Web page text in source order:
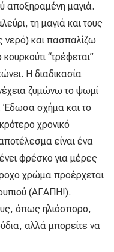
αποξηραμένη μαγιά.
τη μαγιά και τους
και πασπαλίζω
“τρέφεται”
Η διαδικασία
ζυμώνω το ψωμί
Έδωσα σχήμα και το
χρονικό
είναι ένα
φρέσκο για μέρες
χρώμα προέρχεται
(ΑΓΑΠΗ!).
όπως ηλιόσπορο,
αλλά μπορείτε να